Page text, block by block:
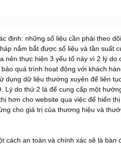
định: những số liệu cần phải theo dõi
nắm bắt được số liệu và tần suất
nên thực hiện 3 yếu tố này vì 2 lý do
quá trình hoạt động với khách
dụng dữ liệu thường xuyên để liên
Lý do thứ 2 là để cung cấp một
hơn cho website qua việc để hiển thị
cho giá trị của thương hiệu và
cách an toàn và chính xác sẽ là bàn